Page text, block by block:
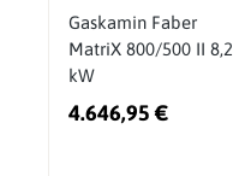
Gaskamin Faber
MatriX 800/500 II 8,2
kW
4.646,95 €